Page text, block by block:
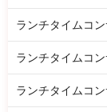
ランチタイムコ
ランチタイムコ
ランチタイムコ